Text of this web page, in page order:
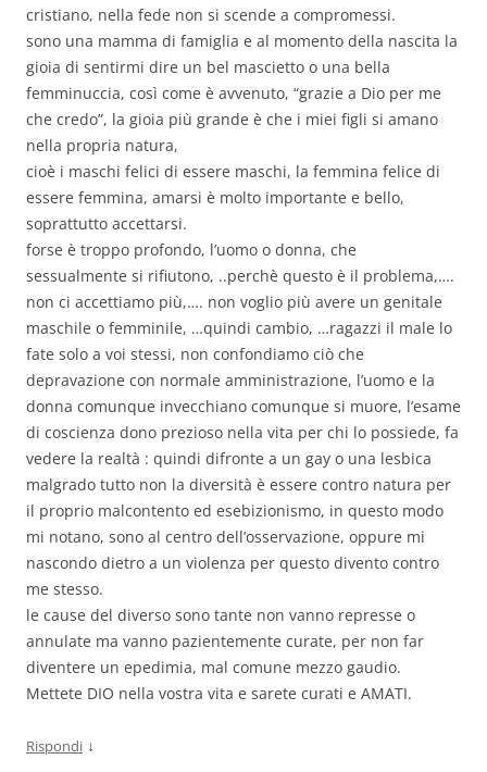
cristiano, nella fede non si scende a compromessi.
sono una mamma di famiglia e al momento della nascita la
gioia di sentirmi dire un bel mascietto o una bella
femminuccia, così come è avvenuto, “grazie a Dio per me
che credo”, la gioia più grande è che i miei figli si amano
nella propria natura,
cioè i maschi felici di essere maschi, la femmina felice di
essere femmina, amarsi è molto importante e bello,
soprattutto accettarsi.
forse è troppo profondo, l’uomo o donna, che
sessualmente si rifiutono, ..perchè questo è il problema,….
non ci accettiamo più,…. non voglio più avere un genitale
maschile o femminile, …quindi cambio, …ragazzi il male lo
fate solo a voi stessi, non confondiamo ciò che
depravazione con normale amministrazione, l’uomo e la
donna comunque invecchiano comunque si muore, l’esame
di coscienza dono prezioso nella vita per chi lo possiede, fa
vedere la realtà : quindi difronte a un gay o una lesbica
malgrado tutto non la diversità è essere contro natura per
il proprio malcontento ed esebizionismo, in questo modo
mi notano, sono al centro dell’osservazione, oppure mi
nascondo dietro a un violenza per questo divento contro
me stesso.
le cause del diverso sono tante non vanno represse o
annulate ma vanno pazientemente curate, per non far
diventere un epedimia, mal comune mezzo gaudio.
Mettete DIO nella vostra vita e sarete curati e AMATI.
Rispondi ↓